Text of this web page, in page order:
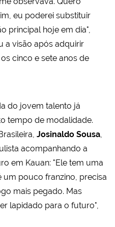
eu poderei substituir
principal hoje em dia",
a visão após adquirir
cinco e sete anos de
do jovem talento já
tempo de modalidade.
Josinaldo Sousa
acompanhando a
em Kauan: "Ele tem uma
um pouco franzino, precisa
mais pegado. Mas
lapidado para o futuro",